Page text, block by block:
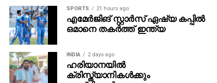
SPORTS 21 hours ago
എമേര്‍ജിങ് സ്റ്റാര്‍സ് ഏഷ്യ കപ്പില്‍
ഒമാനെ തകര്‍ത്ത് ഇന്ത്യ
INDIA 2 days ago
ഹരിയാനയില്‍
ക്രിസ്ത്യാനികള്‍ക്കും